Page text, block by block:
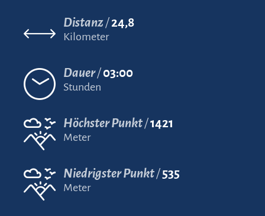
Distanz 24,8
Kilometer
Dauer 03:00
Stunden
Höchster Punkt 1421
Meter
Niedrigster Punkt 535
Meter